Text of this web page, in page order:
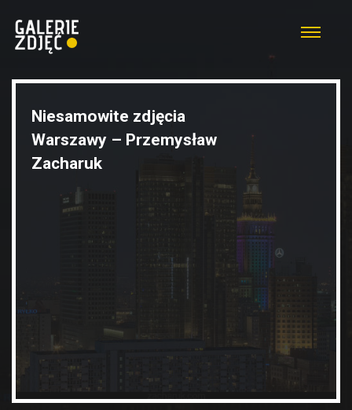
Niesamowite zdjęcia
Warszawy – Przemysław
Zacharuk